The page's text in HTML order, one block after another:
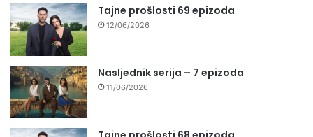
Tajne prošlosti 69 epizoda
12/06/2026
Nasljednik serija – 7 epizoda
11/06/2026